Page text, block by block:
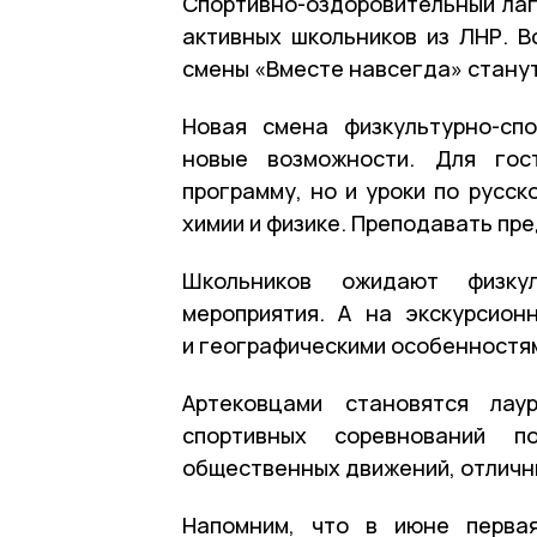
активных школьников из ЛНР.
смены «Вместе навсегда»
Новая смена физкультурно-
новые возможности. Для
программу, но и уроки по
химии и физике. Преподавать
Школьников ожидают
мероприятия. А на
и географическими
Артековцами становятся
спортивных соревнований
общественных движений,
Напомним, что в июне